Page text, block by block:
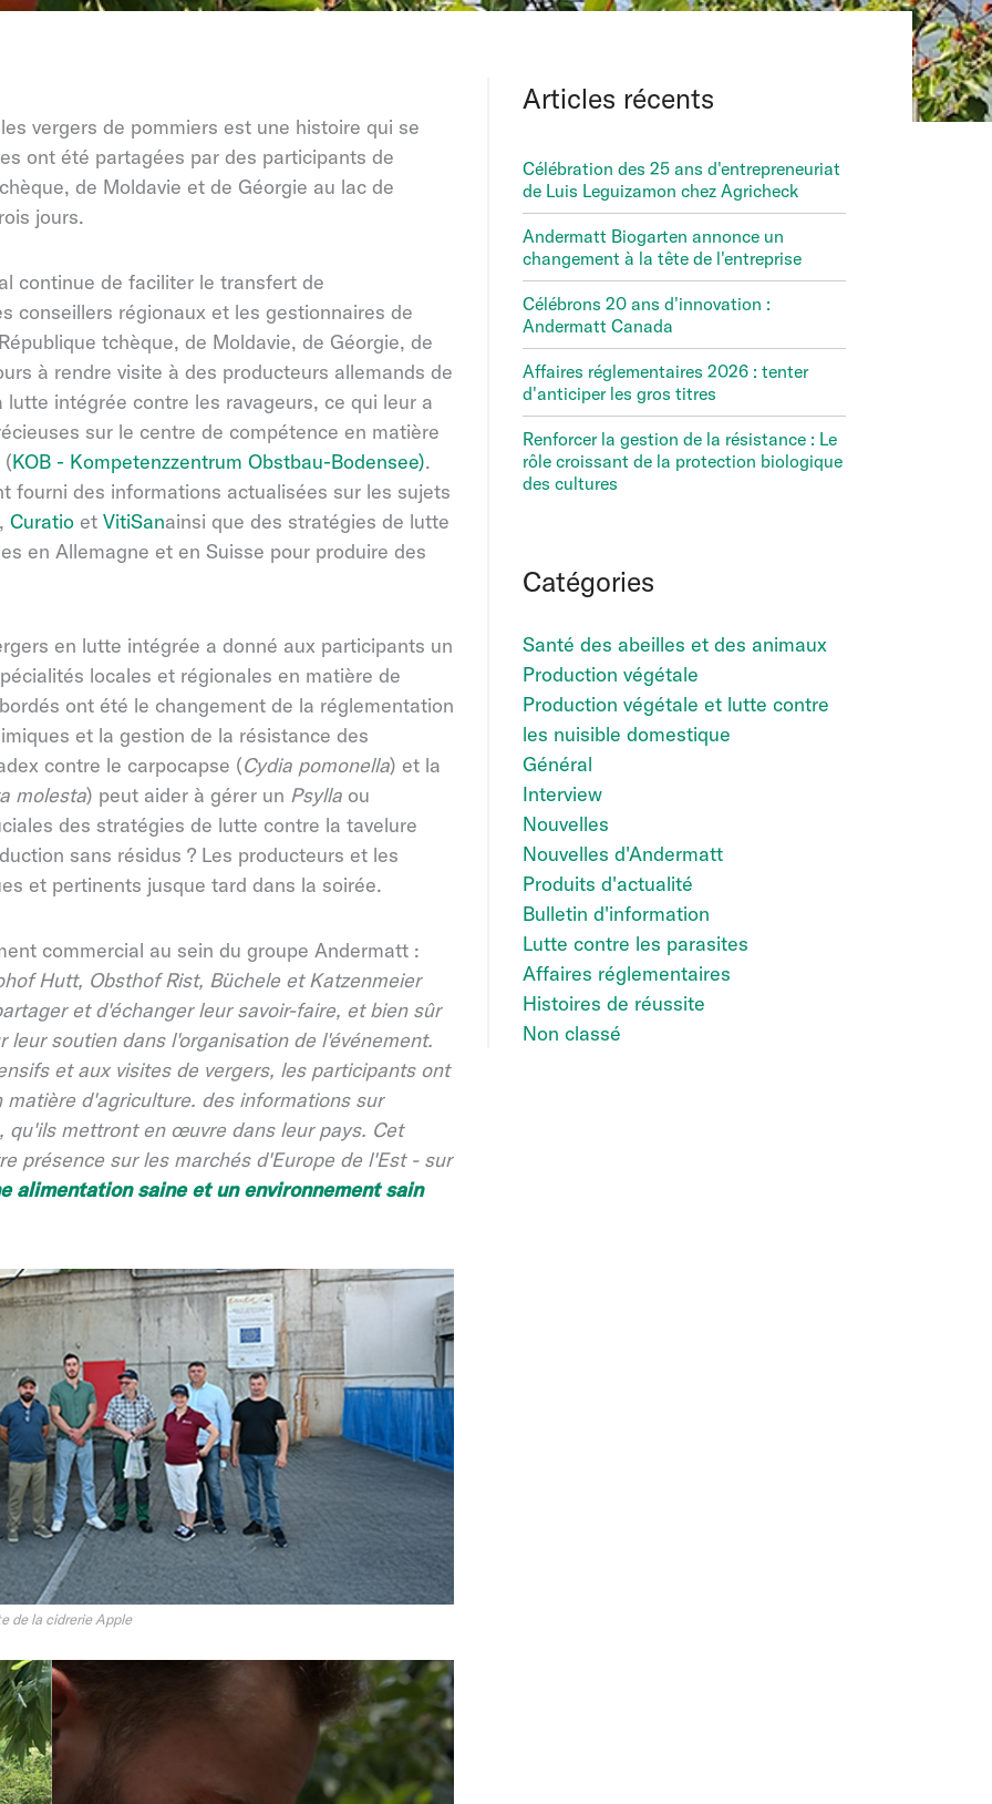
vergers de pommiers est une histoire qui se
ont été partagées par des participants de
de Moldavie et de Géorgie au lac de
jours.
continue de faciliter le transfert de
conseillers régionaux et les gestionnaires de
tchèque, de Moldavie, de Géorgie, de
à rendre visite à des producteurs allemands de
intégrée contre les ravageurs, ce qui leur a
sur le centre de compétence en matière
(KOB - Kompetenzzentrum Obstbau-Bodensee).
fourni des informations actualisées sur les sujets
Curatio et VitiSanainsi que des stratégies de lutte
en Allemagne et en Suisse pour produire des
en lutte intégrée a donné aux participants un
locales et régionales en matière de
ont été le changement de la réglementation
et la gestion de la résistance des
contre le carpocapse (Cydia pomonella) et la
molesta) peut aider à gérer un Psylla ou
des stratégies de lutte contre la tavelure
sans résidus ? Les producteurs et les
et pertinents jusque tard dans la soirée.
commercial au sein du groupe Andermatt :
Hutt, Obsthof Rist, Büchele et Katzenmeier
et d'échanger leur savoir-faire, et bien sûr
leur soutien dans l'organisation de l'événement.
et aux visites de vergers, les participants ont
matière d'agriculture. des informations sur
mettront en œuvre dans leur pays. Cet
présence sur les marchés d'Europe de l'Est - sur
alimentation saine et un environnement sain
de la cidrerie Apple
Articles récents
Célébration des 25 ans d'entrepreneuriat
de Luis Leguizamon chez Agricheck
Andermatt Biogarten annonce un
changement à la tête de l'entreprise
Célébrons 20 ans d'innovation :
Andermatt Canada
Affaires réglementaires 2026 : tenter
d'anticiper les gros titres
Renforcer la gestion de la résistance : Le
rôle croissant de la protection biologique
des cultures
Catégories
Santé des abeilles et des animaux
Production végétale
Production végétale et lutte contre
les nuisible domestique
Général
Interview
Nouvelles
Nouvelles d'Andermatt
Produits d'actualité
Bulletin d'information
Lutte contre les parasites
Affaires réglementaires
Histoires de réussite
Non classé